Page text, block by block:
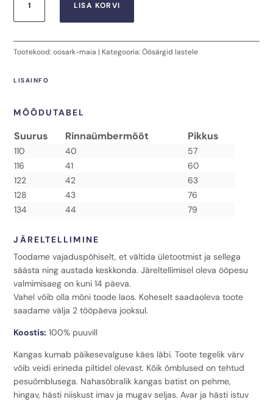
öösärk
Maia
LISA KORVI
Tootekood:oosark-maia Kategooria:Öösärgid lastele
LISAINFO
MÕÕDUTABEL
Suurus Rinnaümbermõõt Pikkus
110 40
57
116
41
60
122
42
63
128
43
76
134
44 79
JÄRELTELLIMINE
Toodame vajaduspõhiselt, et vältida ületootmist ja sellega
säästa ning austada keskkonda. Järeltellimisel oleva ööpesu
valmimisaeg on kuni 14 päeva.
Vahel võib olla mõni toode laos. Koheselt saadaoleva toote
saadame välja 2 tööpäeva jooksul.
Koostis: 100% puuvill
Kangas kumab päikesevalguse käes läbi. Toote tegelik värv
võib veidi erineda piltidel olevast. Kõik õmblused on tehtud
pesuõmblusega. Nahasõbralik kangas batist on pehme,
hingav, hästi niiskust imav ja mugav seljas. Avar ja hästi istuv